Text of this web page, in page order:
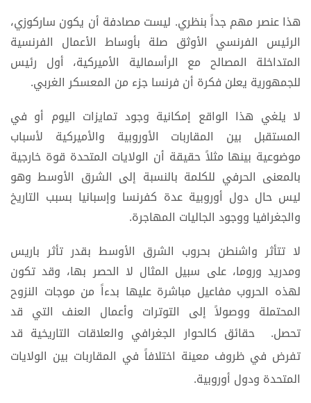
هذا عنصر مهم جداً بنظري. ليست مصادفة أن يكون ساركوزي،
الرئيس الفرنسي الأوثق صلة بأوساط الأعمال الفرنسية
المتداخلة المصالح مع الرأسمالية الأميركية، أول رئيس
للجمهورية يعلن فكرة أن فرنسا جزء من المعسكر الغربي.
لا يلغي هذا الواقع إمكانية وجود تمايزات اليوم أو في
المستقبل بين المقاربات الأوروبية والأميركية لأسباب
موضوعية بينها مثلاً حقيقة أن الولايات المتحدة قوة خارجية
بالمعنى الحرفي للكلمة بالنسبة إلى الشرق الأوسط وهو
ليس حال دول أوروبية عدة كفرنسا وإسبانيا بسبب التاريخ
والجغرافيا ووجود الجاليات المهاجرة.
لا تتأثر واشنطن بحروب الشرق الأوسط بقدر تأثر باريس
ومدريد وروما، على سبيل المثال لا الحصر بها، وقد تكون
لهذه الحروب مفاعيل مباشرة عليها بدءاً من موجات النزوح
المحتملة ووصولاً إلى التوترات وأعمال العنف التي قد
تحصل.
حقائق كالحوار الجغرافي والعلاقات التاريخية قد
تفرض في ظروف معينة اختلافاً في المقاربات بين الولايات
المتحدة ودول أوروبية.